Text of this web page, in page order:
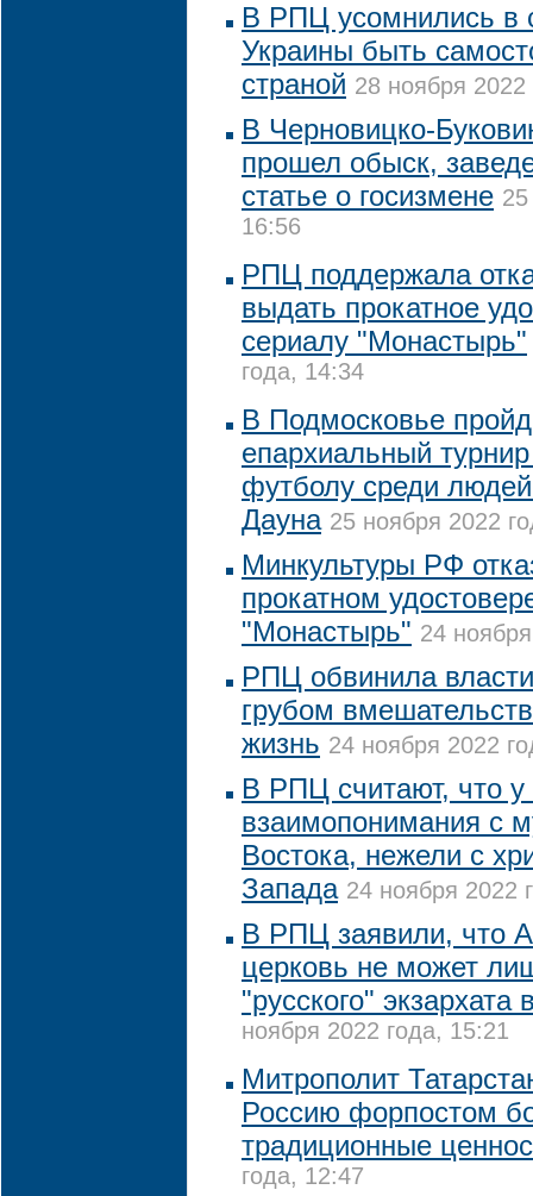
В РПЦ усомнились в
Украины быть
страной 28 ноября 2022
В Черновицко-
прошел обыск,
статье о госизмене
16:56
РПЦ поддержала
выдать прокатное
сериалу "Монастырь"
года, 14:34
В Подмосковье
епархиальный
футболу среди
Дауна 25 ноября 2022
Минкультуры РФ
прокатном
"Монастырь" 24
РПЦ обвинила
грубом
жизнь 24 ноября 2022
В РПЦ считают, что
взаимопонимания с
Востока, нежели с
Запада 24 ноября 2022
В РПЦ заявили, что
церковь не может
"русского"
ноября 2022 года, 15:21
Митрополит
Россию форпостом
традиционные
года, 12:47